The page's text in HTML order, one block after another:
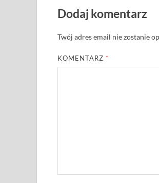
Dodaj komentarz
Twój adres email nie zostanie
KOMENTARZ *